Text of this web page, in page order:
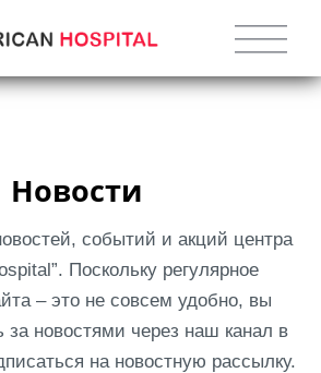
Новости
событий и акций центра
Поскольку регулярное
– это не совсем удобно, вы
за новостями через наш канал в
на новостную рассылку.